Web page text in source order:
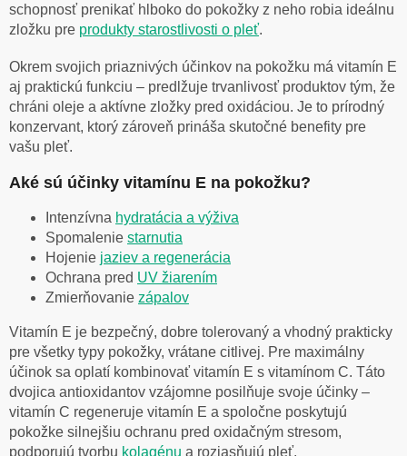
schopnosť prenikať hlboko do pokožky z neho robia ideálnu
zložku pre produkty starostlivosti o pleť.
Okrem svojich priaznivých účinkov na pokožku má vitamín E
aj praktickú funkciu – predlžuje trvanlivosť produktov tým, že
chráni oleje a aktívne zložky pred oxidáciou. Je to prírodný
konzervant, ktorý zároveň prináša skutočné benefity pre
vašu pleť.
Aké sú účinky vitamínu E na pokožku?
Intenzívna hydratácia a výživa
Spomalenie starnutia
Hojenie jaziev a regenerácia
Ochrana pred UV žiarením
Zmierňovanie zápalov
Vitamín E je bezpečný, dobre tolerovaný a vhodný prakticky
pre všetky typy pokožky, vrátane citlivej. Pre maximálny
účinok sa oplatí kombinovať vitamín E s vitamínom C. Táto
dvojica antioxidantov vzájomne posilňuje svoje účinky –
vitamín C regeneruje vitamín E a spoločne poskytujú
pokožke silnejšiu ochranu pred oxidačným stresom,
podporujú tvorbu kolagénu a rozjasňujú pleť.